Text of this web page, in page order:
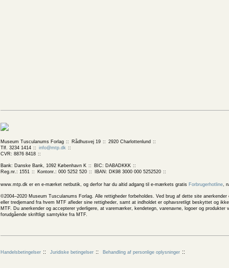
Museum Tusculanums Forlag Rådhusvej 19
2920 Charlottenlund
Tlf. 3234 1414
info@mtp.dk
CVR: 8876 8418
Bank: Danske Bank, 1092 København K
BIC: DABADKKK
Reg.nr.: 1551
Kontonr.: 000 5252 520 IBAN: DK98 3000 000 5252520
www.mtp.dk er en e-mærket netbutik, og derfor har du altid adgang til e-mærkets gratis Forbrugerhotline,
©2004–2020 Museum Tusculanums Forlag. Alle rettigheder forbeholdes. Ved brug af dette site
eller tredjemand fra hvem MTF afleder sine rettigheder, samt at indholdet er ophavsretligt beskyttet og
MTF. Du anerkender og accepterer yderligere, at varemærker, kendetegn, varenavne, logoer og
forudgående skriftligt samtykke fra MTF.
Handelsbetingelser Juridiske betingelser Behandling af personlige oplysninger